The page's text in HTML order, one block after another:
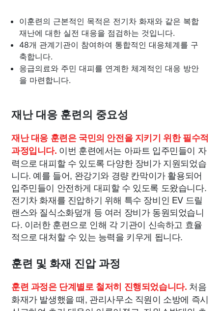
이훈련의 근본적인 목적은 전기차 화재와 같은 복합
재난에 대한 실전 대응을 점검하는 것입니다.
48개 관계기관이 참여하여 통합적인 대응체계를 구
축합니다.
응급의료와 주민 대피를 연계한 체계적인 대응 방안
을 마련합니다.
재난 대응 훈련의 중요성
재난 대응 훈련은 국민의 안전을 지키기 위한 필수적
과정입니다. 이번 훈련에서는 아파트 입주민들이 자
력으로 대피할 수 있도록 다양한 장비가 지원되었습
니다. 예를 들어, 완강기와 경량 칸막이가 활용되어
입주민들이 안전하게 대피할 수 있도록 도왔습니다.
전기차 화재를 진압하기 위해 특수 장비인 EV 드릴
랜스와 질식소화덮개 등 여러 장비가 동원되었습니
다. 이러한 훈련으로 인해 각 기관이 신속하고 효율
적으로 대처할 수 있는 능력을 키우게 됩니다.
훈련 및 화재 진압 과정
훈련 과정은 단계별로 철저히 진행되었습니다. 처음
화재가 발생했을 때, 관리사무소 직원이 소방에 즉시